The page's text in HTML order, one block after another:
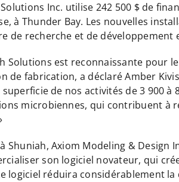
Inc. utilise 242 500 $ de
à Thunder Bay. Les nouvelles
de recherche et de développement
Solutions est reconnaissante pour
de fabrication, a déclaré Amber
superficie de nos activités de 3 900
microbiennes, qui contribuent à
Shuniah, Axiom Modeling & Design
son logiciel novateur, qui
logiciel réduira considérablement